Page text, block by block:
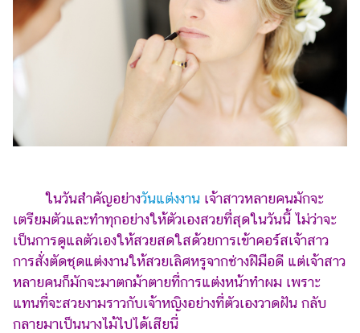
ดู
หนัง
Music
ไลฟ์
ไตล์
ดูด
วง
ผู้
หญิง
ในวันสำคัญอย่างวันแต่งงาน เจ้าสาวหลายคนมักจะ
เตรียมตัวและทำทุกอย่างให้ตัวเองสวยที่สุดในวันนี้ ไม่ว่าจะ
เป็นการดูแลตัวเองให้สวยสดใสด้วยการเข้าคอร์สเจ้าสาว
การสั่งตัดชุดแต่งงานให้สวยเลิศหรูจากช่างฝีมือดี แต่เจ้าสาว
หลายคนก็มักจะมาตกม้าตายที่การแต่งหน้าทำผม เพราะ
แทนที่จะสวยงามราวกับเจ้าหญิงอย่างที่ตัวเองวาดฝัน กลับ
กลายมาเป็นนางไม้ไปได้เสียนี่